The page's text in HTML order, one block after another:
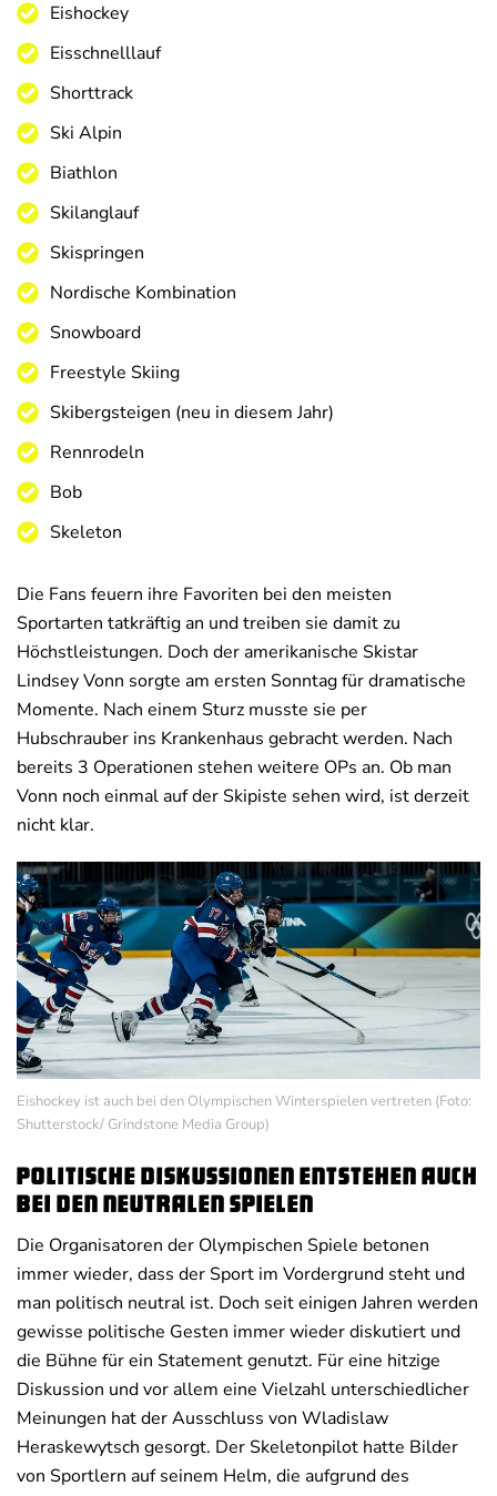
Eishockey
Eisschnelllauf
Shorttrack
Ski Alpin
Biathlon
Skilanglauf
Skispringen
Nordische Kombination
Snowboard
Freestyle Skiing
Skibergsteigen (neu in diesem Jahr)
Rennrodeln
Bob
Skeleton
Die Fans feuern ihre Favoriten bei den meisten
Sportarten tatkräftig an und treiben sie damit zu
Höchstleistungen. Doch der amerikanische Skistar
Lindsey Vonn sorgte am ersten Sonntag für dramatische
Momente. Nach einem Sturz musste sie per
Hubschrauber ins Krankenhaus gebracht werden. Nach
bereits 3 Operationen stehen weitere OPs an. Ob man
Vonn noch einmal auf der Skipiste sehen wird, ist derzeit
nicht klar.
Eishockey ist auch bei den Olympischen Winterspielen vertreten (Foto:
Shutterstock/ Grindstone Media Group)
Politische Diskussionen entstehen auch
bei den neutralen Spielen
Die Organisatoren der Olympischen Spiele betonen
immer wieder, dass der Sport im Vordergrund steht und
man politisch neutral ist. Doch seit einigen Jahren werden
gewisse politische Gesten immer wieder diskutiert und
die Bühne für ein Statement genutzt. Für eine hitzige
Diskussion und vor allem eine Vielzahl unterschiedlicher
Meinungen hat der Ausschluss von Wladislaw
Heraskewytsch gesorgt. Der Skeletonpilot hatte Bilder
von Sportlern auf seinem Helm, die aufgrund des